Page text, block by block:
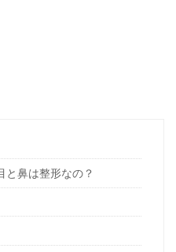
と鼻は整形なの？